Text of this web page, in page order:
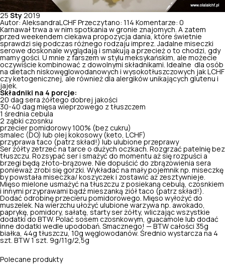
25 Sty 2019
Autor: AleksandraLCHF Przeczytano: 114 Komentarze: 0
Karnawał trwa a w nim spotkania w gronie znajomych. A zatem
przed weekendem ciekawa propozycja dania, które świetnie
sprawdzi się podczas różnego rodzaju imprez. Jadalne miseczki
serowe doskonale wyglądają i smakują a przecież o to chodzi, gdy
mamy gości. U mnie z farszem w stylu meksykańskim, ale możecie
oczywiście kombinować z dowolnymi składnikami.
Idealne dla osób
na dietach niskowęglowodanowych i wysokotłuszczowych jak LCHF
czy ketogenicznej , ale również dla alergików unikających glutenu i
jajek.
Składniki na 4 porcje:
20 dag sera żółtego dobrej jakości
30-40 dag mięsa wieprzowego z tłuszczem
1 średnia cebula
2 ząbki czosnku
przecier pomidorowy 100% (bez cukru)
smalec (DO) lub olej kokosowy (keto, LCHF)
przyprawa taco (patrz skład!) lub ulubione przeprawy
Ser żółty zetrzeć na tarce o dużych oczkach.
Rozgrzać patelnię bez
tłuszczu.
Rozsypać ser i smażyć do momentu aż się rozpuści a
brzegi będą złoto-brązowe. Nie dopuścić do zbrązowienia sera
ponieważ zrobi się gorzki. Wykładać na mały pojemnik np. miseczkę
by powstała miseczka/ koszyczek i zostawić aż zesztywnieje.
Mięso mielone usmażyć na tłuszczu z posiekaną cebulą, czosnkiem
i innymi przyprawami bądź mieszanką ziół taco (patrz skład!).
Dodać odrobinę przecieru pomidorowego.
Mięso wyłożyć do
muszelek. Na wierzchu ułożyć ulubione warzywa np. awokado,
paprykę, pomidory, sałatę, starty ser żółty, wliczając wszystkie
dodatki do BTW. Polać sosem czosnkowym, guacamole lub dodać
inne dodatki wedle upodobań. Smacznego! — BTW całości 35g
białka, 44g tłuszczu, 10g węglowodanów. Średnio wystarcza na 4
szt. BTW 1 szt. 9g/11g/2,5g
Polecane produkty